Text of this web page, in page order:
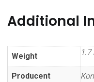
Additional
Weight 1.7
Producent